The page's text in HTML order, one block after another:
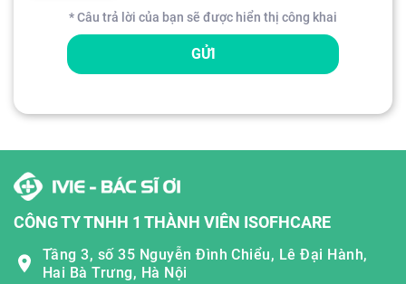
* Câu trả lời của bạn sẽ được hiển thị công khai
GỬI
CÔNG TY TNHH 1 THÀNH VIÊN ISOFHCARE
Tầng 3, số 35 Nguyễn Đình Chiểu, Lê Đại Hành,
Hai Bà Trưng, Hà Nội